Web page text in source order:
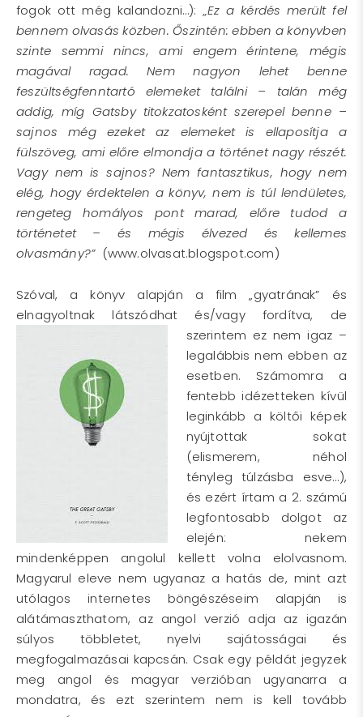
fogok ott még kalandozni…): „Ez a kérdés merült fel
bennem olvasás közben. Őszintén: ebben a könyvben
szinte semmi nincs, ami engem érintene, mégis
magával ragad. Nem nagyon lehet benne
feszültségfenntartó elemeket találni – talán még
addig, míg Gatsby titokzatosként szerepel benne –
sajnos még ezeket az elemeket is ellaposítja a
fülszöveg, ami előre elmondja a történet nagy részét.
Vagy nem is sajnos? Nem fantasztikus, hogy nem
elég, hogy érdektelen a könyv, nem is túl lendületes,
rengeteg homályos pont marad, előre tudod a
történetet – és mégis élvezed és kellemes
olvasmány?”(www.olvasat.blogspot.com)
Szóval, a könyv alapján a film „gyatrának” és
elnagyoltnak látszódhat és/vagy fordítva, de
szerintem ez nem igaz –
legalábbis nem ebben az
esetben. Számomra a
fentebb idézetteken kívül
leginkább a költői képek
nyújtottak sokat
(elismerem, néhol
tényleg túlzásba esve…),
és ezért írtam a 2. számú
legfontosabb dolgot az
elején: nekem
mindenképpen angolul kellett volna elolvasnom.
Magyarul eleve nem ugyanaz a hatás de, mint azt
utólagos internetes böngészéseim alapján is
alátámaszthatom, az angol verzió adja az igazán
súlyos többletet, nyelvi sajátosságai és
megfogalmazásai kapcsán. Csak egy példát jegyzek
meg angol és magyar verzióban ugyanarra a
mondatra, és ezt szerintem nem is kell tovább